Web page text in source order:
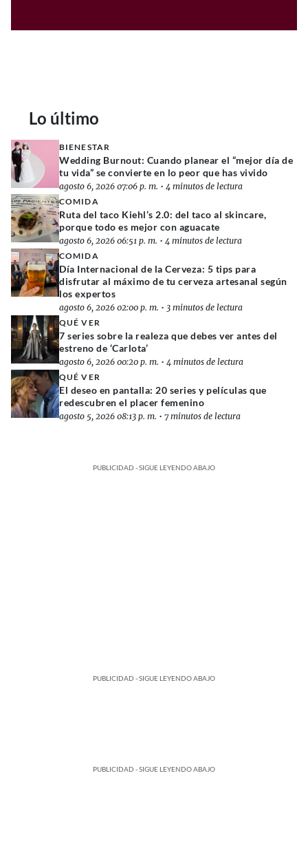
Lo último
BIENESTAR
Wedding Burnout: Cuando planear el “mejor día de
tu vida” se convierte en lo peor que has vivido
agosto 6, 2026 07:06 p. m. • 4 minutos de lectura
COMIDA
Ruta del taco Kiehl’s 2.0: del taco al skincare,
porque todo es mejor con aguacate
agosto 6, 2026 06:51 p. m. • 4 minutos de lectura
COMIDA
Día Internacional de la Cerveza: 5 tips para
disfrutar al máximo de tu cerveza artesanal según
los expertos
agosto 6, 2026 02:00 p. m. • 3 minutos de lectura
QUÉ VER
7 series sobre la realeza que debes ver antes del
estreno de ‘Carlota’
agosto 6, 2026 00:20 p. m. • 4 minutos de lectura
QUÉ VER
El deseo en pantalla: 20 series y películas que
redescubren el placer femenino
agosto 5, 2026 08:13 p. m. • 7 minutos de lectura
PUBLICIDAD - SIGUE LEYENDO ABAJO
PUBLICIDAD - SIGUE LEYENDO ABAJO
PUBLICIDAD - SIGUE LEYENDO ABAJO